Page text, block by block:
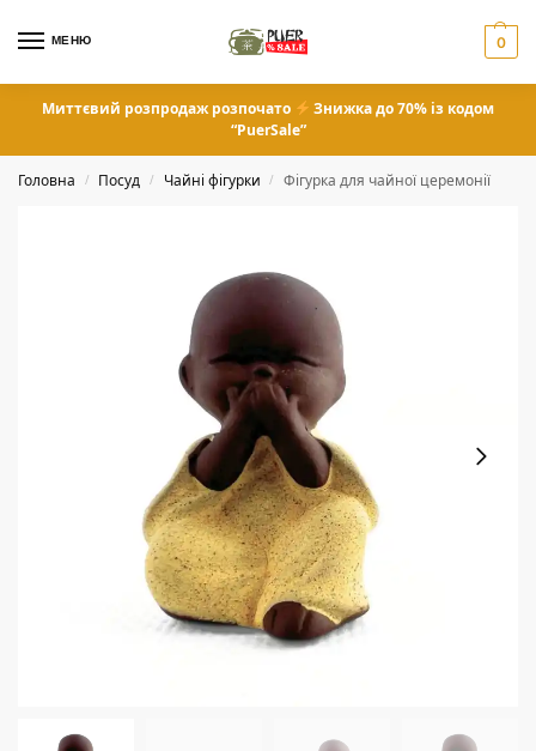
МЕНЮ 0
Миттєвий розпродаж розпочато
Знижка до 70% із кодом
“PuerSale”
Головна / Посуд / Чайні фігурки / Фігурка для чайної церемонії